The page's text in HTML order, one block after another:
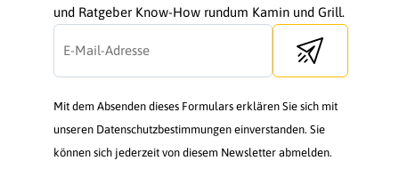
und Ratgeber Know-How rundum Kamin und Grill.
Send newsletter
Mit dem Absenden dieses Formulars erklären Sie sich mit
unseren Datenschutzbestimmungen einverstanden. Sie
können sich jederzeit von diesem Newsletter abmelden.